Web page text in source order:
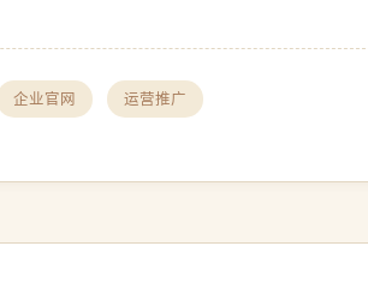
企业官网 运营推广